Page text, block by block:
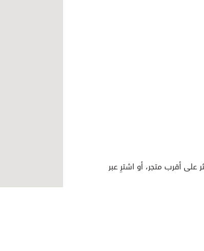
على أقرب متجر، أو اشترِ عبر